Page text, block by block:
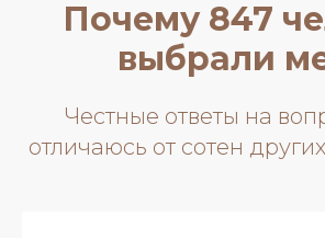
Почему 847
выбрали
Честные ответы на
отличаюсь от сотен